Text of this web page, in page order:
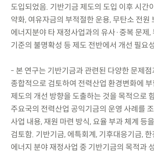
도입되었음. 기반기금 제도의 도입 이후 시간
약화, 여유자금의 부적절한 운용, 무탄소 전원
에너지분야 타 재정사업과의 유사·중복 문제,
기준의 불명확성 등 제도 전반에서 개선 필요
- 본 연구는 기반기금과 관련된 다양한 문제점
종합적으로 검토하여 전력산업 환경변화에
제도의 개선 방향을 도출하는 것을 목적으로
주요국의 전력산업 공익기금의 운영 사례를
사업 내용, 재원 마련 방식, 요율 부과 체계 등
검토함. 기반기금, 에특회계, 기후대응기금,
에너지 분야 재정사업 중 기반기금의 목적과